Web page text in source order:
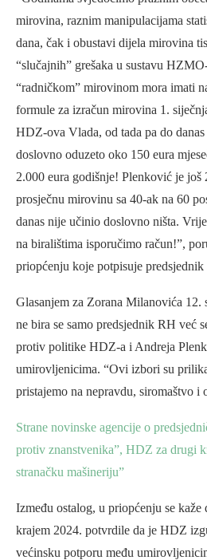
mirovina, raznim manipulacijama
dana, čak i obustavi dijela mirovina
“slučajnih” grešaka u sustavu
“radničkom” mirovinom mora imati
formule za izračun mirovina 1.
HDZ-ova Vlada, od tada pa do
doslovno oduzeto oko 150 eura
2.000 eura godišnje! Plenković je još
prosječnu mirovinu sa 40-ak na 60
danas nije učinio doslovno ništa.
na biralištima isporučimo račun!”,
priopćenju koje potpisuje
Glasanjem za Zorana Milanovića
ne bira se samo predsjednik RH već
protiv politike HDZ-a i Andreja
umirovljenicima. “Ovi izbori su
pristajemo na nepravdu, siromaštvo i
Strane novinske agencije o
protiv znanstvenika”, HDZ za drugi
stranačku mašineriju”
Između ostalog, u priopćenju se kaže
krajem 2024. potvrdile da je HDZ
većinsku potporu među